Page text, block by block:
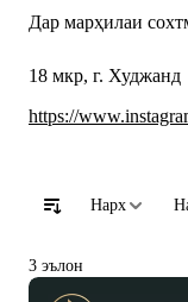
Дар марҳилаи
18 мкр, г. Худжанд
https://
Нарх
3 эълон